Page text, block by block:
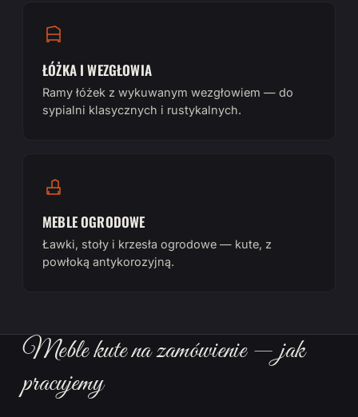
ŁÓŻKA I WEZGŁOWIA
Ramy łóżek z wykuwanym wezgłowiem — do
sypialni klasycznych i rustykalnych.
MEBLE OGRODOWE
Ławki, stoły i krzesła ogrodowe — kute, z
powłoką antykorozyjną.
Meble kute na zamówienie — jak
pracujemy